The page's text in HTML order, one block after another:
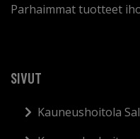
Parhaimmat tuotteet
SIVUT
Kauneushoitola